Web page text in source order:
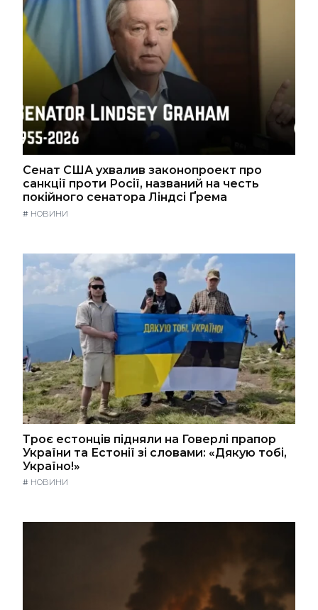
Сенат США ухвалив законопроект про
санкції проти Росії, названий на честь
покійного сенатора Ліндсі Ґрема
# НОВИНИ
Троє естонців підняли на Говерлі прапор
України та Естонії зі словами: «Дякую тобі,
Україно!»
# НОВИНИ